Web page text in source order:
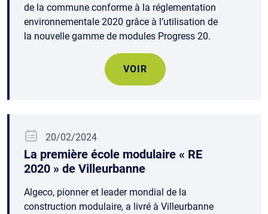
de la commune conforme à la réglementation
environnementale 2020 grâce à l’utilisation de
la nouvelle gamme de modules Progress 20.
VOIR
20/02/2024
La première école modulaire « RE
2020 » de Villeurbanne
Algeco, pionner et leader mondial de la
construction modulaire, a livré à Villeurbanne